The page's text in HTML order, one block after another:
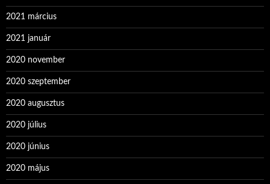
2021 március
2021 január
2020 november
2020 szeptember
2020 augusztus
2020 július
2020 június
2020 május